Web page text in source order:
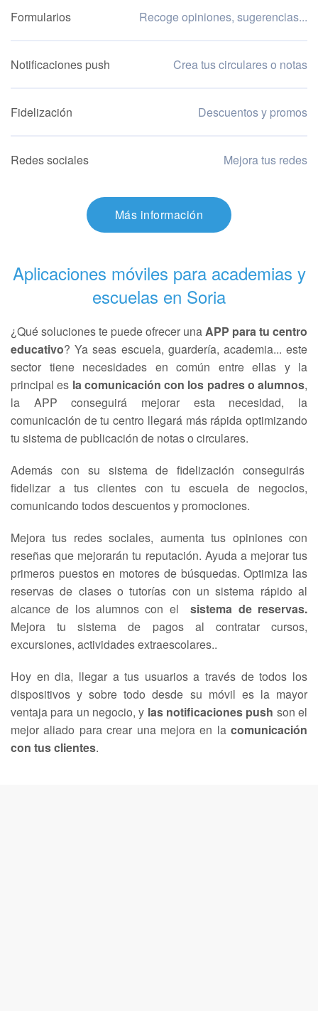
Formularios Recoge opiniones, sugerencias...
Notificaciones push Crea tus circulares o notas
Fidelización Descuentos y promos
Redes sociales Mejora tus redes
Más información
Aplicaciones móviles para academias y
escuelas en Soria
¿Qué soluciones te puede ofrecer unaAPP para tu centro
educativo? Ya seas escuela, guardería, academia... este
sector tiene necesidades en común entre ellas y la
principal es la comunicación con los padres o alumnos,
la APP conseguirá mejorar esta necesidad, la
comunicación de tu centro llegará más rápida optimizando
tu sistema de publicación de notas o circulares.
Además con su sistema de fidelización conseguirás
fidelizar a tus clientes con tu escuela de negocios,
comunicando todos descuentos y promociones.
Mejora tus redes sociales, aumenta tus opiniones con
reseñas que mejorarán tu reputación. Ayuda a mejorar tus
primeros puestos en motores de búsquedas. Optimiza las
reservas de clases o tutorías con un sistema rápido al
alcance de los alumnos con elsistema de reservas.
Mejora tu sistema de pagos al contratar cursos,
excursiones, actividades extraescolares..
Hoy en dia, llegar a tus usuarios a través de todos los
dispositivos y sobre todo desde su móvil es la mayor
ventaja para un negocio, y las notificaciones push son el
mejor aliado para crear una mejora en la comunicación
con tus clientes.